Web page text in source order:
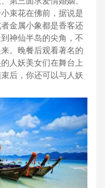
束花在佛前，据说是
金属小象都是香客还
神仙半岛的尖角，不
。晚餐后观看著名的
的人妖美女们在舞台上
后，你还可以与人妖